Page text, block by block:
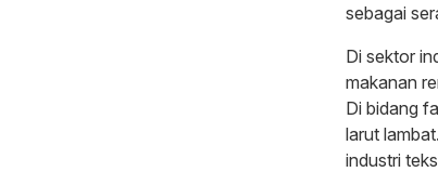
sebagai
Di sektor
makanan
Di bidang
larut
industri